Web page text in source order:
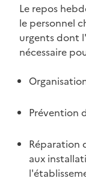
Le repos
le personnel
urgents dont
nécessaire
Prévention
Réparation
aux